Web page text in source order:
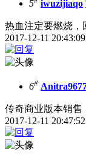
5 iwuzijiaqo
热血注定要燃烧，
2017-12-11 20:43:09
6#
传奇商业版本销售
2017-12-11 20:47:52